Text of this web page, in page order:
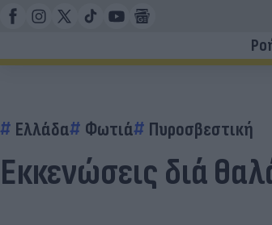
Ελλάδα Φωτιά Πυροσβεστική
Εκκενώσεις διά